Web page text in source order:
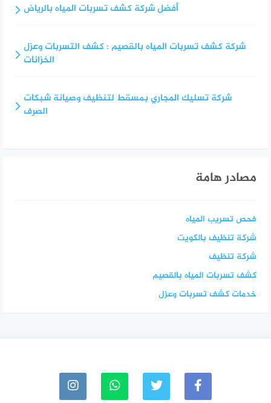
أفضل شركة كشف تسربات المياه بالرياض
شركة كشف تسربات المياه بالقصيم : كشف التسربات وعزل
الخزانات
شركة تسليك المجاري بمسقط لتنظيف وصيانة شبكات
الصرف
مصادر هامة
فحص تسريب المياه
شركة تنظيف بالكويت
شركة تنظيف
كشف تسربات المياه بالقصيم
خدمات كشف تسربات وعزل